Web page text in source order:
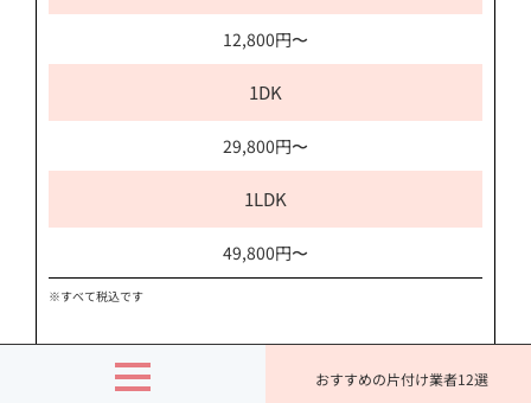
12,800円〜
1DK
29,800円〜
1LDK
49,800円〜
※すべて税込です
お助けうさぎの魅力おすすめの片付け業者12選